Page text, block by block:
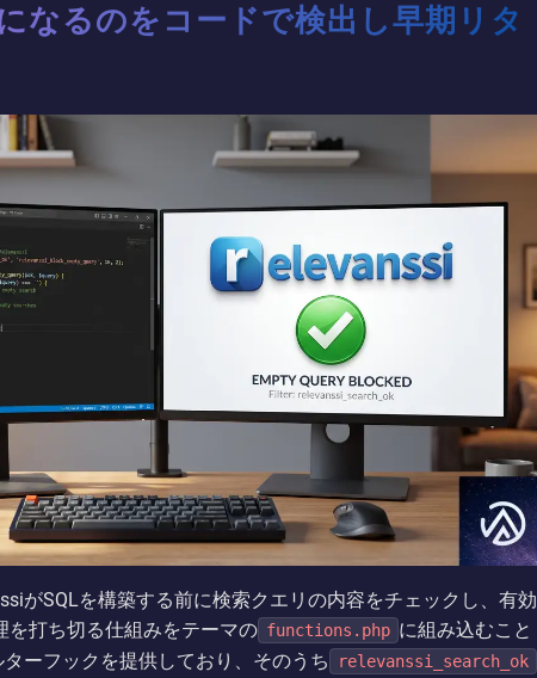
なるのをコードで検出し早期リタ
がSQLを構築する前に検索クエリの内容をチェックし、有効
を打ち切る仕組みをテーマの functions.php に組み込むこと
ーフックを提供しており、そのうち
relevanssi_search_ok